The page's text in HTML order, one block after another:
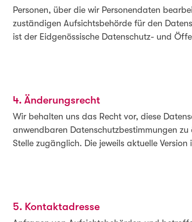
Personen, über die wir Personendaten
zuständigen Aufsichtsbehörde für den
ist der Eidgenössische Datenschutz- und
4. Änderungsrecht
Wir behalten uns das Recht vor, diese
anwendbaren Datenschutzbestimmungen
Stelle zugänglich. Die jeweils aktuelle Version
5. Kontaktadresse